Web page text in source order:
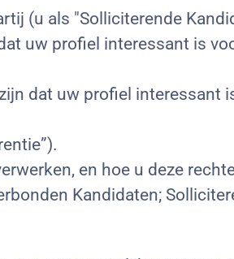
(u als "Solliciterende
uw profiel interessant is
dat uw profiel interessant
en hoe u deze
Kandidaten;